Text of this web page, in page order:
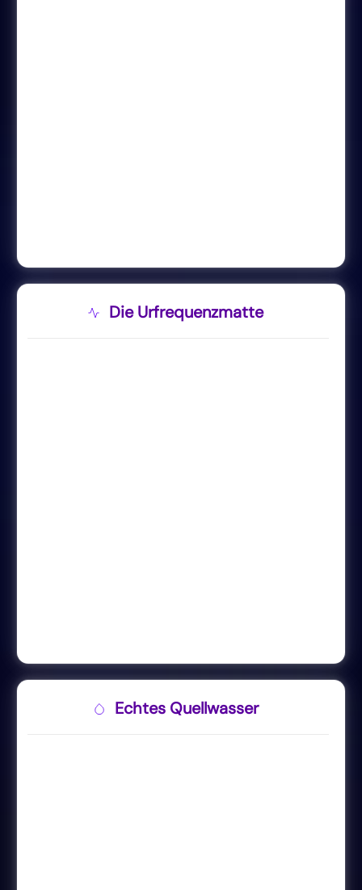
Die Urfrequenzmatte
Echtes Quellwasser